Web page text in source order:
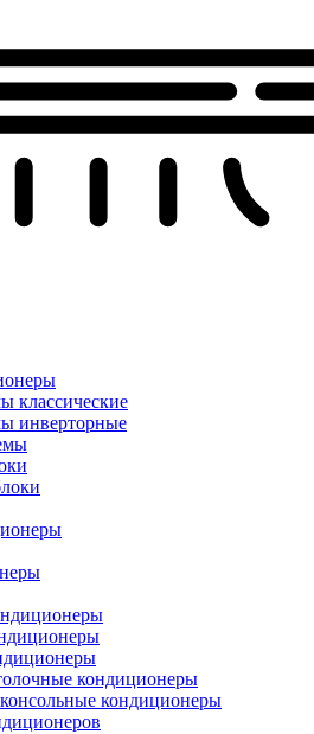
классические
инверторные
кондиционеры
кондиционеры